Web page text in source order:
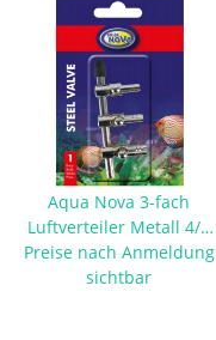
Aqua Nova 3-fach
Luftverteiler Metall 4/6
mm
Preise nach Anmeldung
sichtbar